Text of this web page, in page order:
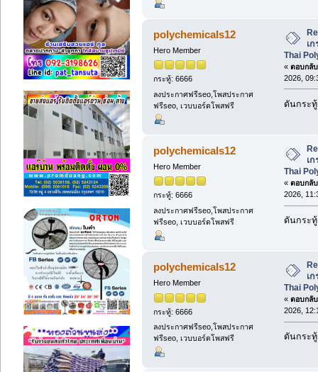
polychemicals12
Hero Member
กระทู้: 6666
ลงประกาศฟรีseo,โพสประกาศ
ฟรีseo, เวบบอร์ดโพสฟรี
เ
Thai
« ตอบกลั
2026,
ดันกระทู้
polychemicals12
Hero Member
กระทู้: 6666
ลงประกาศฟรีseo,โพสประกาศ
ฟรีseo, เวบบอร์ดโพสฟรี
เ
Thai
« ตอบกลั
2026,
ดันกระทู้
polychemicals12
Hero Member
กระทู้: 6666
ลงประกาศฟรีseo,โพสประกาศ
ฟรีseo, เวบบอร์ดโพสฟรี
เ
Thai
« ตอบกลั
2026,
ดันกระทู้